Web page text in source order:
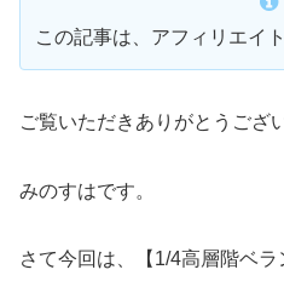
この記事は、アフィリエイ
ご覧いただきありがとうござ
みのすはです。
さて今回は、【1/4高層階ベ